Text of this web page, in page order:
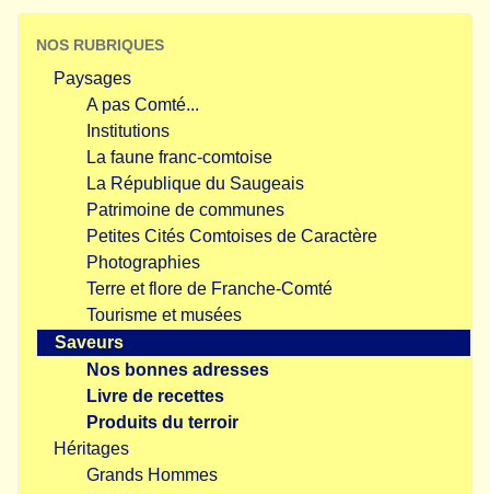
NOS RUBRIQUES
Paysages
A pas Comté...
Institutions
La faune franc-comtoise
La République du Saugeais
Patrimoine de communes
Petites Cités Comtoises de Caractère
Photographies
Terre et flore de Franche-Comté
Tourisme et musées
Saveurs
Nos bonnes adresses
Livre de recettes
Produits du terroir
Héritages
Grands Hommes